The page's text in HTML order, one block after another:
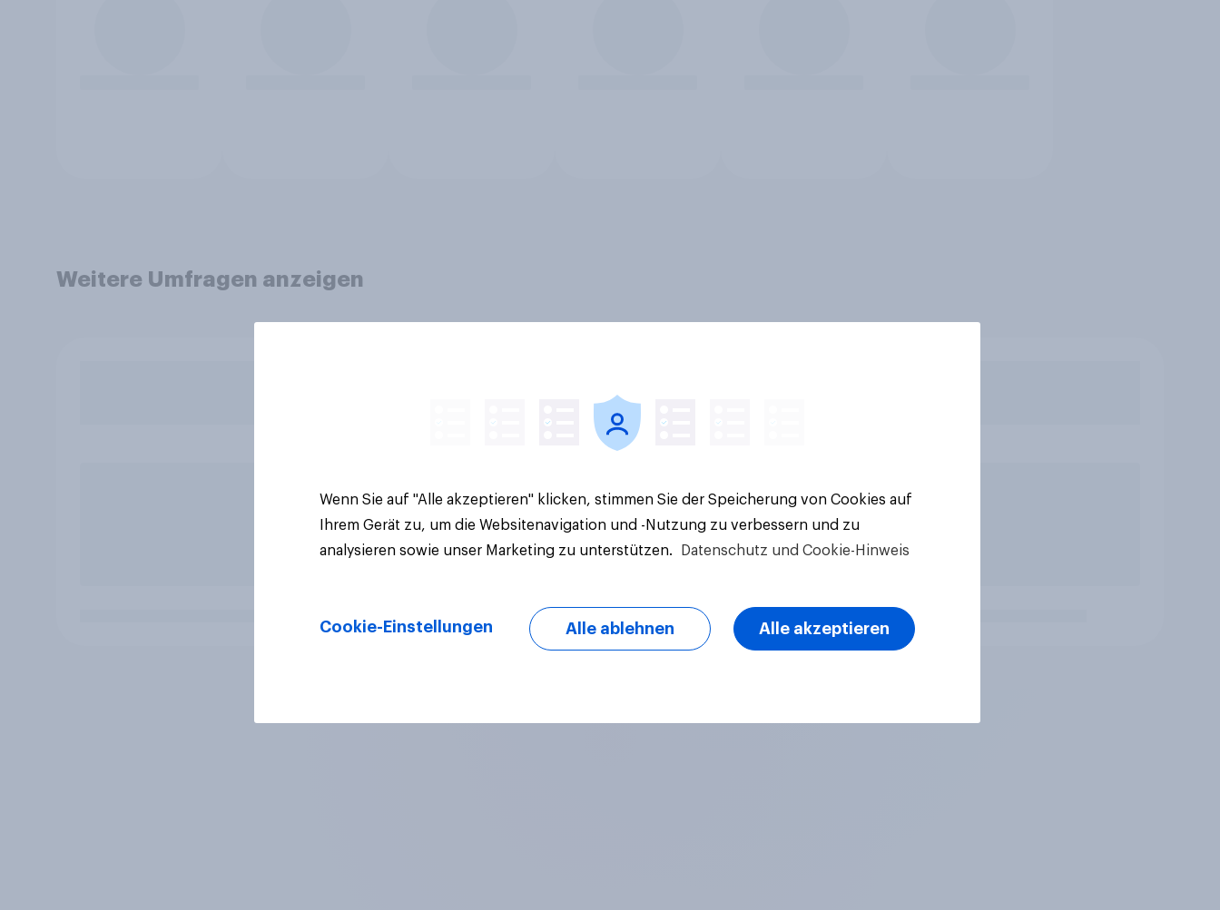
Weitere Umfragen anzeigen
Wenn Sie auf "Alle akzeptieren" klicken, stimmen Sie der Speicherung von Cookies auf
Ihrem Gerät zu, um die Websitenavigation und -Nutzung zu verbessern und zu
analysieren sowie unser Marketing zu unterstützen.
Datenschutz und Cookie-Hinweis
Cookie-Einstellungen Alle ablehnen Alle akzeptieren